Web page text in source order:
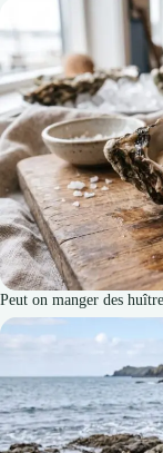
Peut on manger des